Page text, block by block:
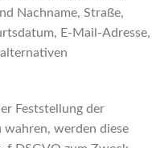
Nachname, Straße,
E-Mail-Adresse,
Feststellung der
wahren, werden diese